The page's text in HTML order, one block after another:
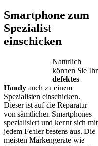
Smartphone zum
Spezialist
einschicken
Natürlich
können Sie Ihr
defektes
Handy auch zu einem
Spezialisten einschicken.
Dieser ist auf die Reparatur
von sämtlichen Smartphones
spezialisiert und kennt sich mit
jedem Fehler bestens aus. Die
meisten Markengeräte wie